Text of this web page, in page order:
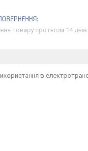
товару протягом 14 днів
в